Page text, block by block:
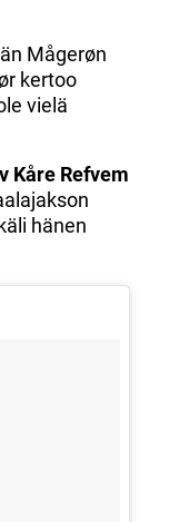
Mågerøn
kertoo
vielä
Kåre Refvem
hänen